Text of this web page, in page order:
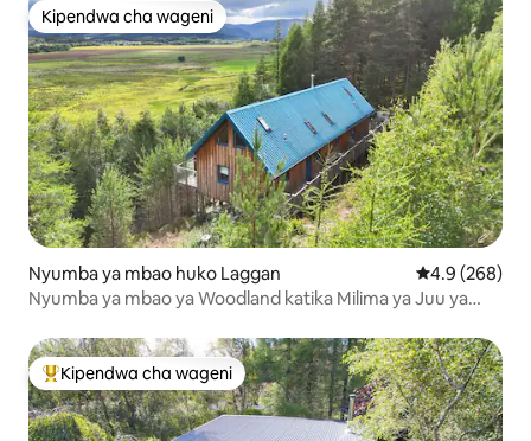
Kipendwa cha wageni
Kipendwa cha wageni
Nyumba ya mbao huko Laggan Ukadiriaji wa
4.9 (268)
Nyumba ya mbao ya Woodland katika Milima ya Juu ya
Kipendwa maarufu cha wageni
Kipendwa cha wageni